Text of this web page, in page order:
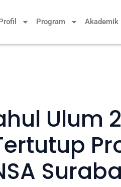
Program Akademik
Ulum